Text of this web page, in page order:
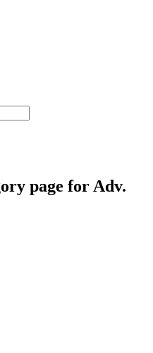
page for Adv.